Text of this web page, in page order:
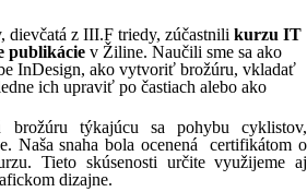
dievčatá z III.F triedy, zúčastnili kurzu IT
publikácie v Žiline. Naučili sme sa ako
InDesign, ako vytvoriť brožúru, vkladať
ich upraviť po častiach alebo ako
týkajúcu sa pohybu cyklistov,
Naša snaha bola ocenená certifikátom o
Tieto skúsenosti určite využijeme aj
dizajne.